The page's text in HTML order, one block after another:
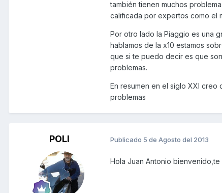
también tienen muchos
calificada por expertos como el
Por otro lado la Piaggio es una
hablamos de la x10 estamos
que si te puedo decir es que
problemas.
En resumen en el siglo XXI creo
problemas
POLI Publicado 5 de Agosto del 2013
Hola Juan Antonio